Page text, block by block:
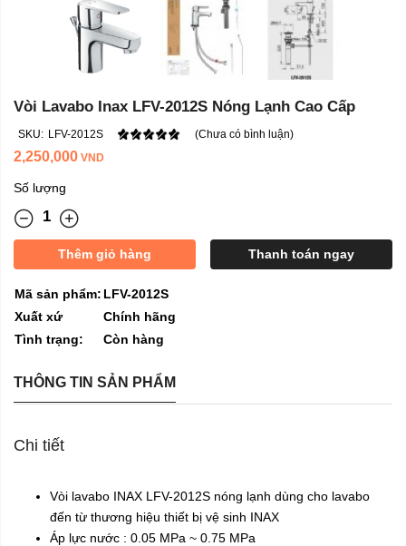
Vòi Lavabo Inax LFV-2012S Nóng Lạnh Cao Cấp
SKU: LFV-2012S (Chưa có bình luận)
2,250,000 VND
Số lượng
Thêm giỏ hàng Thanh toán ngay
Mã sản phẩm: LFV-2012S
Xuất xứ
Chính hãng
Tình trạng:
Còn hàng
THÔNG TIN SẢN PHẨM
Chi tiết
Vòi lavabo INAX LFV-2012S nóng lạnh dùng cho lavabo
đến từ thương hiệu thiết bị vệ sinh INAX
Áp lực nước : 0.05 MPa ~ 0.75 MPa